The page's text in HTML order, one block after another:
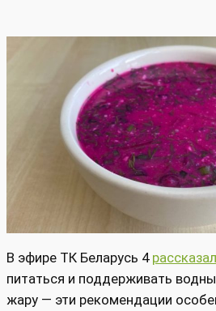
В эфире ТК Беларусь 4
питаться и поддерживать
жару — эти рекомендации